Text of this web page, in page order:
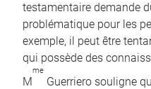
testamentaire demande
problématique pour les
exemple, il peut être
qui possède des
M
me
Guerriero souligne